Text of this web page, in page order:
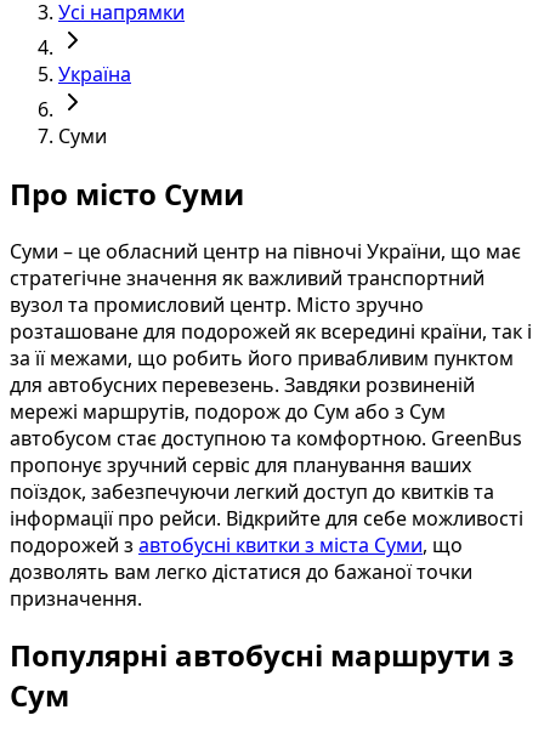
Усі напрямки
Україна
Суми
Про місто Суми
Суми – це обласний центр на півночі України, що має
стратегічне значення як важливий транспортний
вузол та промисловий центр. Місто зручно
розташоване для подорожей як всередині країни, так і
за її межами, що робить його привабливим пунктом
для автобусних перевезень. Завдяки розвиненій
мережі маршрутів, подорож до Сум або з Сум
автобусом стає доступною та комфортною. GreenBus
пропонує зручний сервіс для планування ваших
поїздок, забезпечуючи легкий доступ до квитків та
інформації про рейси. Відкрийте для себе можливості
подорожей з автобусні квитки з міста Суми, що
дозволять вам легко дістатися до бажаної точки
призначення.
Популярні автобусні маршрути з
Сум